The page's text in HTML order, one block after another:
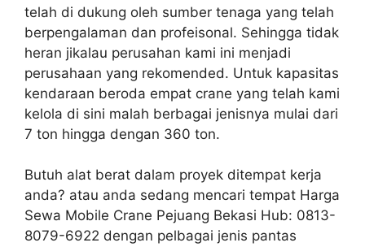
telah di dukung oleh sumber tenaga yang telah
berpengalaman dan profeisonal. Sehingga tidak
heran jikalau perusahan kami ini menjadi
perusahaan yang rekomended. Untuk kapasitas
kendaraan beroda empat crane yang telah kami
kelola di sini malah berbagai jenisnya mulai dari
7 ton hingga dengan 360 ton.
Butuh alat berat dalam proyek ditempat kerja
anda? atau anda sedang mencari tempat Harga
Sewa Mobile Crane Pejuang Bekasi Hub: 0813-
8079-6922 dengan pelbagai jenis pantas